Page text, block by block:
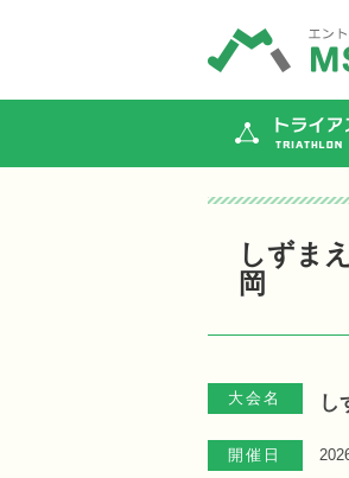
トライアス
しずま
岡
大会名 し
開催日